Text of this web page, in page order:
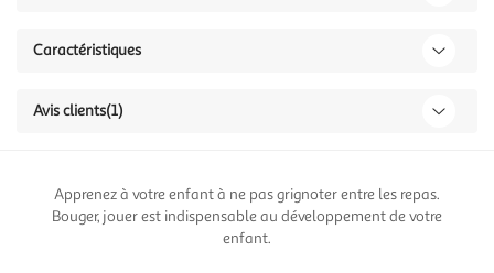
Caractéristiques
Avis clients(1)
Apprenez à votre enfant à ne pas grignoter entre les repas.
Bouger, jouer est indispensable au développement de votre
enfant.